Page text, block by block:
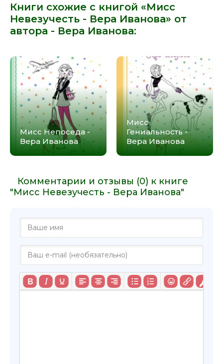
Книги схожие с книгой «Мисс
Невезучесть - Вера Иванова» от
автора - Вера Иванова:
Мисс Непоседа -
Вера Иванова
Мисс
Гениальность -
Вера Иванова
Комментарии и отзывы (0) к книге
"Мисс Невезучесть - Вера Иванова"